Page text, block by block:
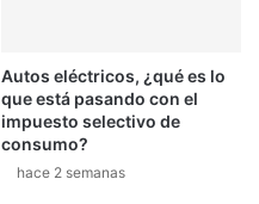
Autos eléctricos, ¿qué es lo
que está pasando con el
impuesto selectivo de
consumo?
hace 2 semanas